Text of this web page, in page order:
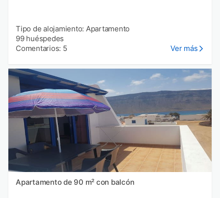
Tipo de alojamiento: Apartamento
99 huéspedes
Comentarios: 5
Ver más
Apartamento de 90 m² con balcón